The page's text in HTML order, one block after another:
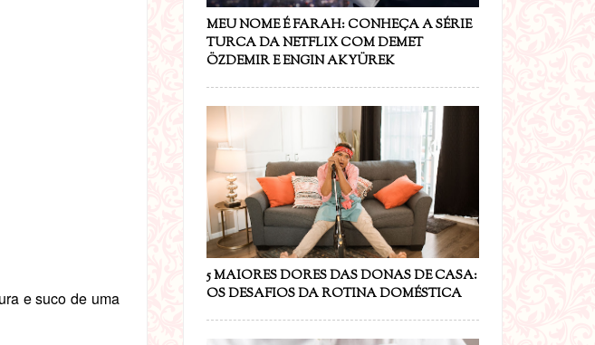
e suco de uma
MEU NOME É FARAH: CONHEÇA A SÉRIE
TURCA DA NETFLIX COM DEMET
ÖZDEMIR E ENGIN AKYÜREK
5 MAIORES DORES DAS DONAS DE CASA:
OS DESAFIOS DA ROTINA DOMÉSTICA